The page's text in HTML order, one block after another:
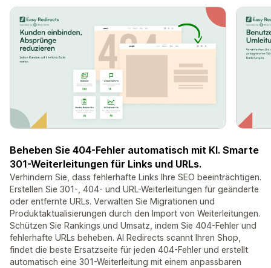
Beheben Sie 404-Fehler automatisch mit KI. Smarte
301-Weiterleitungen für Links und URLs.
Verhindern Sie, dass fehlerhafte Links Ihre SEO beeinträchtigen.
Erstellen Sie 301-, 404- und URL-Weiterleitungen für geänderte
oder entfernte URLs. Verwalten Sie Migrationen und
Produktaktualisierungen durch den Import von Weiterleitungen.
Schützen Sie Rankings und Umsatz, indem Sie 404-Fehler und
fehlerhafte URLs beheben. AI Redirects scannt Ihren Shop,
findet die beste Ersatzseite für jeden 404-Fehler und erstellt
automatisch eine 301-Weiterleitung mit einem anpassbaren